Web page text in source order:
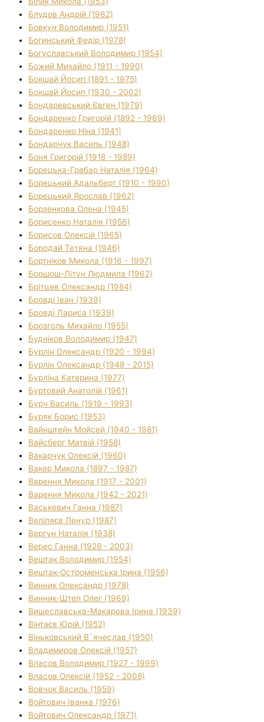
Блудов Андрій (1962)
Бовкун Володимир (1951)
Богинський Федір (1978)
Богуславський Володимир (1954)
Божий Михайло (1911 - 1990)
Бокшай Йосип (1891 - 1975)
Бокшай Йосип (1930 - 2002)
Бондаревський Євген (1979)
Бондаренко Григорій (1892 - 1969)
Бондаренко Ніна (1941)
Бондарчук Василь (1948)
Боня Григорій (1918 - 1989)
Борецька-Грабар Наталія (1964)
Борецький Адальберт (1910 - 1990)
Борецький Ярослав (1962)
Борзенкова Олена (1945)
Борисенко Наталія (1956)
Борисов Олексій (1965)
Бородай Тетяна (1946)
Бортніков Микола (1916 - 1997)
Боршош-Літун Людмила (1962)
Брітцев Олександр (1984)
Бровді Іван (1939)
Бровді Лариса (1939)
Брозголь Михайло (1955)
Будніков Володимир (1947)
Бурлін Олександр (1920 - 1994)
Бурлін Олександр (1948 - 2015)
Бурліна Катерина (1977)
Буртовий Анатолій (1961)
Бурч Василь (1919 - 1993)
Буряк Борис (1953)
Вайнштейн Мойсей (1940 - 1981)
Вайсберг Матвій (1958)
Вакарчук Олексій (1960)
Вакер Микола (1897 - 1987)
Варення Микола (1917 - 2001)
Варення Микола (1942 - 2021)
Васькевич Ганна (1987)
Веліляєв Ленур (1987)
Вергун Наталія (1938)
Верес Ганна (1928 - 2003)
Вештак Володимир (1954)
Вештак-Остроменська Ірина (1956)
Винник Олександр (1978)
Винник-Штеп Олег (1969)
Вишеславська-Макарова Ірина (1939)
Вінтаєв Юрій (1952)
Віньковський В`ячеслав (1950)
Владимиров Олексій (1957)
Власов Володимир (1927 - 1999)
Власов Олексій (1952 - 2008)
Вовчок Василь (1959)
Войтович Іванка (1976)
Войтович Олександр (1971)